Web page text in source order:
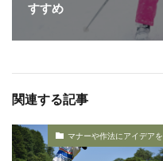
すすめ
関連する記事
マナーや作法にアイデアを